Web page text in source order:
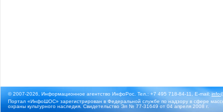
© 2007-2026, Информационное агентство ИнфоРос. Тел.: +7 495 718-84-11, E-mail:
Портал «ИнфоШОС» зарегистрирован в Федеральной службе по надзору в сфере
охраны культурного наследия. Свидетельство Эл № 77-31649 от 04 апреля 2008 г.